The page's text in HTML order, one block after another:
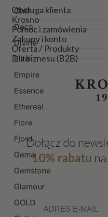
Chill
Deco
Divine
Elite
Empire
Essence
Ethereal
Fiore
Fjord
Gema
Gemstone
Glamour
GOLD
Obsługa klienta
Krosno
Pomoc i zamówienia
Zakupy i konto
Oferta / Produkty
Dla biznesu (B2B)
Dołącz do
10% rabatu